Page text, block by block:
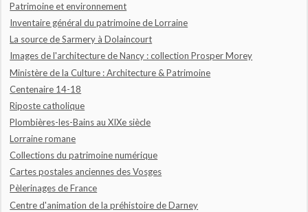
Patrimoine et environnement
Inventaire général du patrimoine de Lorraine
La source de Sarmery à Dolaincourt
Images de l'architecture de Nancy : collection Prosper Morey
Ministère de la Culture : Architecture & Patrimoine
Centenaire 14-18
Riposte catholique
Plombières-les-Bains au XIXe siècle
Lorraine romane
Collections du patrimoine numérique
Cartes postales anciennes des Vosges
Pèlerinages de France
Centre d'animation de la préhistoire de Darney